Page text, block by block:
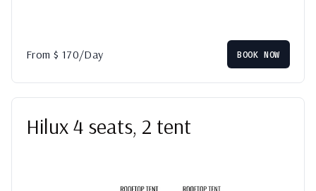
From $ 170/Day BOOK NOW
Hilux 4 seats, 2 tent